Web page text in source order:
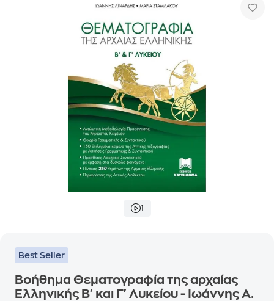
1
Best Seller
Βοήθημα Θεματογραφία της αρχαίας
Ελληνικής Β' και Γ' Λυκείου - Ιωάννης Α.